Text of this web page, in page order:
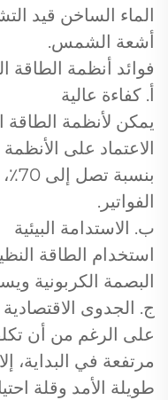
الماء الساخن قيد
أشعة الشمس.
فوائد أنظمة الطاقة
أ. كفاءة عالية
يمكن لأنظمة الطاقة
الاعتماد على الأنظمة
الفواتير.
ب. الاستدامة البيئية
استخدام الطاقة
البصمة الكربونية
ج. الجدوى الاقتصادية
على الرغم من أن
مرتفعة في البداية،
طويلة الأمد وقلة